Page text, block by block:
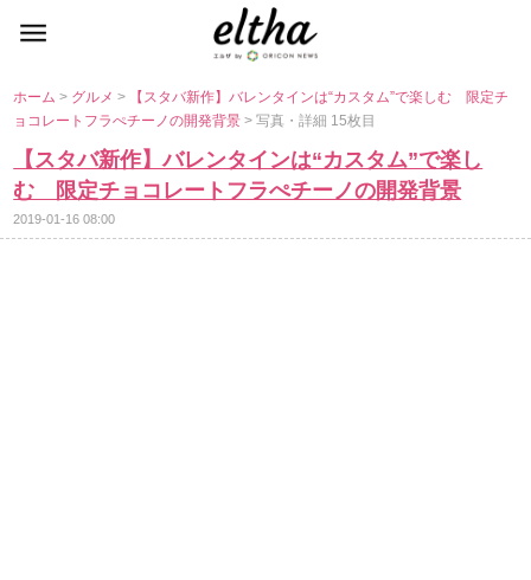
ホーム> グルメ>
【スタバ新作】バレンタインは“カスタム”で楽しむ 限定チ
ョコレートフラぺチーノの開発背景> 写真・詳細 15枚目
【スタバ新作】バレンタインは“カスタム”で楽し
む 限定チョコレートフラぺチーノの開発背景
2019-01-16 08:00